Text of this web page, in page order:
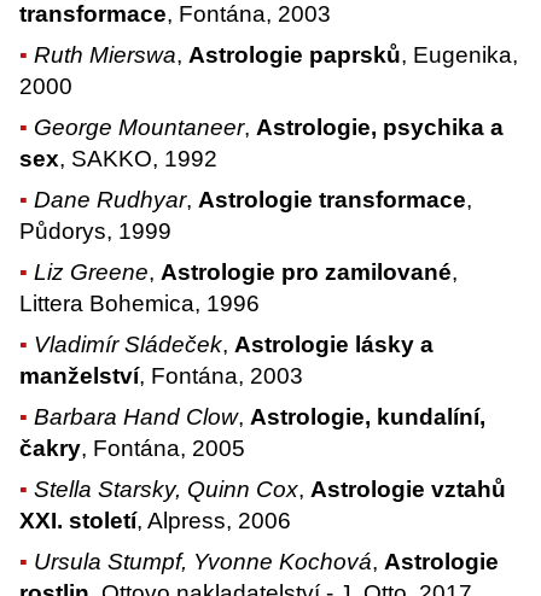
transformace, Fontána, 2003
Ruth Mierswa,Astrologie paprsků, Eugenika,
2000
George Mountaneer,Astrologie, psychika a
sex, SAKKO, 1992
Dane Rudhyar,Astrologie transformace,
Půdorys, 1999
Liz Greene,Astrologie pro zamilované,
Littera Bohemica, 1996
Vladimír Sládeček,Astrologie lásky a
manželství, Fontána, 2003
Barbara Hand Clow,Astrologie, kundalíní,
čakry, Fontána, 2005
Stella Starsky, Quinn Cox,Astrologie vztahů
XXI. století, Alpress, 2006
Ursula Stumpf, Yvonne Kochová,Astrologie